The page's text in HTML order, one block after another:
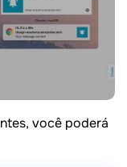
você poderá